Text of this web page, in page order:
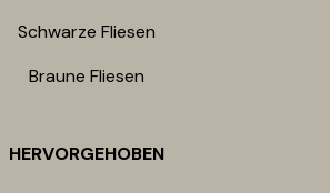
Schwarze Fliesen
Braune Fliesen
HERVORGEHOBEN